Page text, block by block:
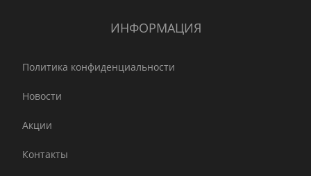
ИНФОРМАЦИЯ
Политика конфиденциальности
Новости
Акции
Контакты